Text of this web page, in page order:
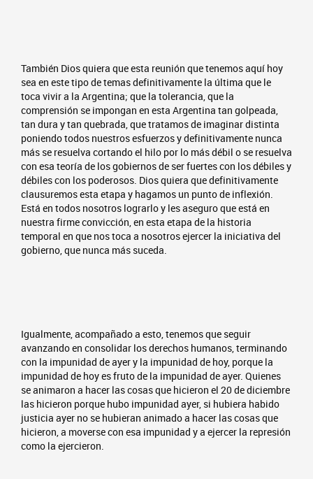
También Dios quiera que esta reunión que tenemos aquí hoy
sea en este tipo de temas definitivamente la última que le
toca vivir a la Argentina; que la tolerancia, que la
comprensión se impongan en esta Argentina tan golpeada,
tan dura y tan quebrada, que tratamos de imaginar distinta
poniendo todos nuestros esfuerzos y definitivamente nunca
más se resuelva cortando el hilo por lo más débil o se resuelva
con esa teoría de los gobiernos de ser fuertes con los débiles y
débiles con los poderosos. Dios quiera que definitivamente
clausuremos esta etapa y hagamos un punto de inflexión.
Está en todos nosotros lograrlo y les aseguro que está en
nuestra firme convicción, en esta etapa de la historia
temporal en que nos toca a nosotros ejercer la iniciativa del
gobierno, que nunca más suceda.
Igualmente, acompañado a esto, tenemos que seguir
avanzando en consolidar los derechos humanos, terminando
con la impunidad de ayer y la impunidad de hoy, porque la
impunidad de hoy es fruto de la impunidad de ayer. Quienes
se animaron a hacer las cosas que hicieron el 20 de diciembre
las hicieron porque hubo impunidad ayer, si hubiera habido
justicia ayer no se hubieran animado a hacer las cosas que
hicieron, a moverse con esa impunidad y a ejercer la represión
como la ejercieron.